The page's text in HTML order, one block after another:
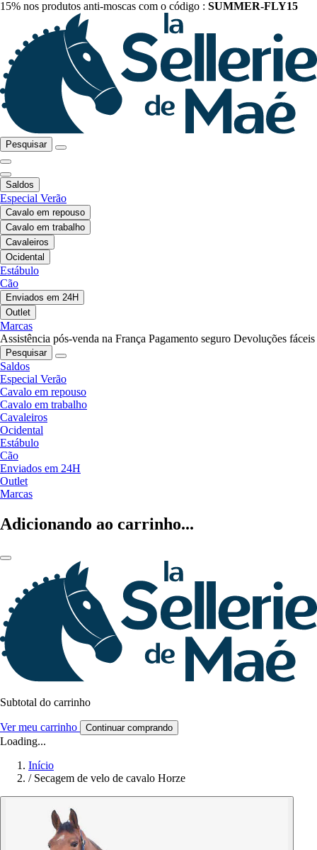
15% nos produtos anti-moscas com o código : SUMMER-FLY15
Pesquisar
Saldos
Especial Verão
Cavalo em repouso
Cavalo em trabalho
Cavaleiros
Ocidental
Estábulo
Cão
Enviados em 24H
Outlet
Marcas
Assistência pós-venda na França Pagamento seguro Devoluções fáceis
Pesquisar
Saldos
Especial Verão
Cavalo em repouso
Cavalo em trabalho
Cavaleiros
Ocidental
Estábulo
Cão
Enviados em 24H
Outlet
Marcas
Adicionando ao carrinho...
Subtotal do carrinho
Ver meu carrinho Continuar comprando
Loading...
Início
/ Secagem de velo de cavalo Horze